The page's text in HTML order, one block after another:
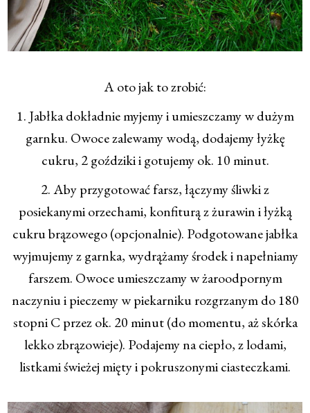
A oto jak to zrobić:
1. Jabłka dokładnie myjemy i umieszczamy w dużym
garnku. Owoce zalewamy wodą, dodajemy łyżkę
cukru, 2 goździki i gotujemy ok. 10 minut.
2. Aby przygotować farsz, łączymy śliwki z
posiekanymi orzechami, konfiturą z żurawin i łyżką
cukru brązowego (opcjonalnie). Podgotowane jabłka
wyjmujemy z garnka, wydrążamy środek i napełniamy
farszem. Owoce umieszczamy w żaroodpornym
naczyniu i pieczemy w piekarniku rozgrzanym do 180
stopni C przez ok. 20 minut (do momentu, aż skórka
lekko zbrązowieje). Podajemy na ciepło, z lodami,
listkami świeżej mięty i pokruszonymi ciasteczkami.